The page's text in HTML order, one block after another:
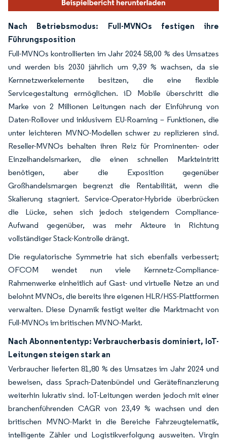
Nach Betriebsmodus: Full-MVNOs festigen ihre
Führungsposition
Full-MVNOs kontrollierten im Jahr 2024 58,00 % des Umsatzes
und werden bis 2030 jährlich um 9,39 % wachsen, da sie
Kernnetzwerkelemente besitzen, die eine flexible
Servicegestaltung ermöglichen. iD Mobile überschritt die
Marke von 2 Millionen Leitungen nach der Einführung von
Daten-Rollover und inklusivem EU-Roaming – Funktionen, die
unter leichteren MVNO-Modellen schwer zu replizieren sind.
Reseller-MVNOs behalten ihren Reiz für Prominenten- oder
Einzelhandelsmarken, die einen schnellen Markteintritt
benötigen, aber die Exposition gegenüber
Großhandelsmargen begrenzt die Rentabilität, wenn die
Skalierung stagniert. Service-Operator-Hybride überbrücken
die Lücke, sehen sich jedoch steigendem Compliance-
Aufwand gegenüber, was mehr Akteure in Richtung
vollständiger Stack-Kontrolle drängt.
Die regulatorische Symmetrie hat sich ebenfalls verbessert;
OFCOM wendet nun viele Kernnetz-Compliance-
Rahmenwerke einheitlich auf Gast- und virtuelle Netze an und
belohnt MVNOs, die bereits ihre eigenen HLR/HSS-Plattformen
verwalten. Diese Dynamik festigt weiter die Marktmacht von
Full-MVNOs im britischen MVNO-Markt.
Nach Abonnententyp: Verbraucherbasis dominiert, IoT-
Leitungen steigen stark an
Verbraucher lieferten 81,80 % des Umsatzes im Jahr 2024 und
beweisen, dass Sprach-Datenbündel und Gerätefi­nanzierung
weiterhin lukrativ sind. IoT-Leitungen werden jedoch mit einer
branchenführenden CAGR von 23,49 % wachsen und den
britischen MVNO-Markt in die Bereiche Fahrzeugtelematik,
intelligente Zähler und Logistikverfolgung ausweiten. Virgin